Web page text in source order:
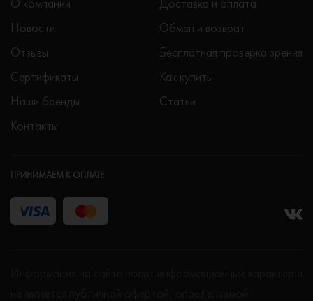
Новости
Отзывы
Сертификаты
Наши бренды
Контакты
Обмен и возврат
Бесплатная проверка зрения
Как купить
Статьи
ПРИНИМАЕМ К ОПЛАТЕ